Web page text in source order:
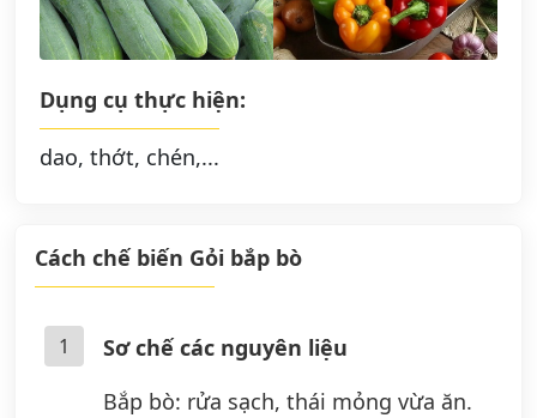
Dụng cụ thực hiện:
dao, thớt, chén,...
Cách chế biến Gỏi bắp bò
1
Sơ chế các nguyên liệu
Bắp bò: rửa sạch, thái mỏng vừa ăn.